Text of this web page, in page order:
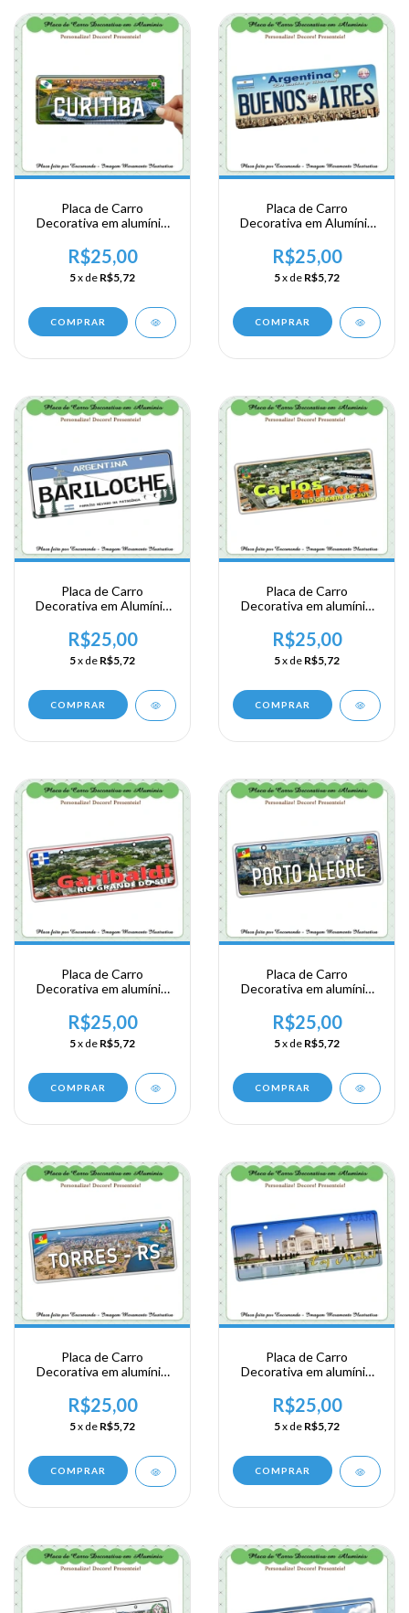
Placa de Carro
Decorativa em alumínio
- Parana - Curitiba
R$25,00
5x de R$5,72
COMPRAR
Placa de Carro
Decorativa em Alumínio
Viagem a Argentina -
Buenos Aires
R$25,00
5x de R$5,72
COMPRAR
Placa de Carro
Decorativa em Alumínio
- Bariloche
R$25,00
5x de R$5,72
COMPRAR
Placa de Carro
Decorativa em alumínio
- Rio Grande do Sul -
Carlos Barbosa
R$25,00
5x de R$5,72
COMPRAR
Placa de Carro
Decorativa em alumínio
- Rio Grande do Sul -
Guaribaldi
R$25,00
5x de R$5,72
COMPRAR
Placa de Carro
Decorativa em alumínio
- Rio Grande do Sul -
Porto Alegre
R$25,00
5x de R$5,72
COMPRAR
Placa de Carro
Decorativa em alumínio
- Rio Grande do Sul -
Torres
R$25,00
5x de R$5,72
COMPRAR
Placa de Carro
Decorativa em alumínio
Meridional - India -Taj
Mahal
R$25,00
5x de R$5,72
COMPRAR